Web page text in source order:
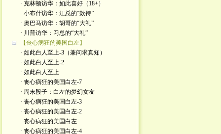
· 克林顿访华：如此喜好（18+）
· 小布什访华：江总的“款待”
· 奥巴马访华：胡哥的“大礼”
· 川普访华：习总的“大礼”
【丧心病狂的美国白左】
· 如此白人至上-3（兼问求真知）
· 如此白人至上-2
· 如此白人至上
· 丧心病狂的美国白左-7
· 周末段子：白左的梦幻女友
· 丧心病狂的美国白左-3
· 丧心病狂的美国白左-2
· 丧心病狂的美国白左
· 丧心病狂的美国白左-4